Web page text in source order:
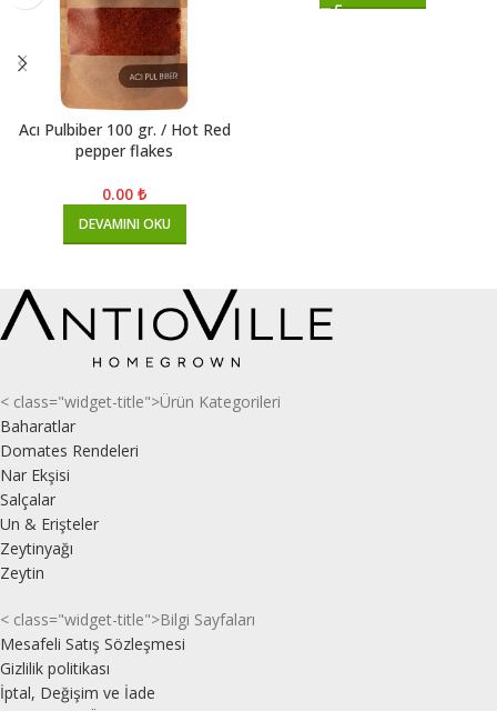
Acı Pulbiber 100 gr. / Hot Red
pepper flakes
0.00 ₺
DEVAMINI OKU
< class="widget-title">Ürün Kategorileri
Baharatlar
Domates Rendeleri
Nar Ekşisi
Salçalar
Un & Erişteler
Zeytinyağı
Zeytin
< class="widget-title">Bilgi Sayfaları
Mesafeli Satış Sözleşmesi
Gizlilik politikası
İptal, Değişim ve İade